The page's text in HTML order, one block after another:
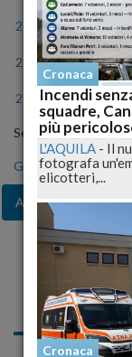
2012 2013
2018 2019
2024 2025
Seleziona il mese
Gen Feb
Ago Set
Cronaca
Cronaca
Incendi
squadre,
più
L'AQUILA - Il
fotografa
elicotteri,...
Cronaca